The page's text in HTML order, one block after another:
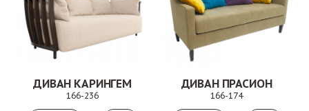
ДИВАН КАРИНГЕМ
166-236
ДИВАН ПРАСИОН
166-174